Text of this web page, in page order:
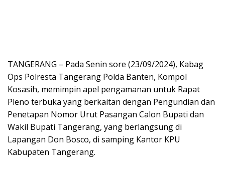
TANGERANG – Pada Senin sore (23/09/2024), Kabag
Ops Polresta Tangerang Polda Banten, Kompol
Kosasih, memimpin apel pengamanan untuk Rapat
Pleno terbuka yang berkaitan dengan Pengundian dan
Penetapan Nomor Urut Pasangan Calon Bupati dan
Wakil Bupati Tangerang, yang berlangsung di
Lapangan Don Bosco, di samping Kantor KPU
Kabupaten Tangerang.